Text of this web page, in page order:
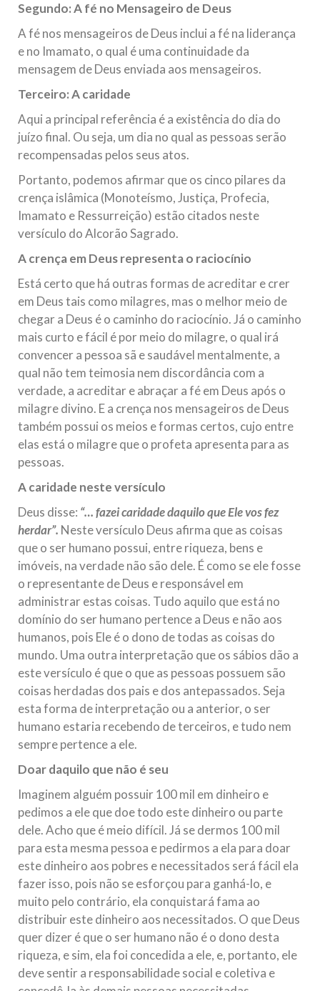
Segundo: A fé no Mensageiro de Deus
A fé nos mensageiros de Deus inclui a fé na liderança
e no Imamato, o qual é uma continuidade da
mensagem de Deus enviada aos mensageiros.
Terceiro: A caridade
Aqui a principal referência é a existência do dia do
juízo final. Ou seja, um dia no qual as pessoas serão
recompensadas pelos seus atos.
Portanto, podemos afirmar que os cinco pilares da
crença islâmica (Monoteísmo, Justiça, Profecia,
Imamato e Ressurreição) estão citados neste
versículo do Alcorão Sagrado.
A crença em Deus representa o raciocínio
Está certo que há outras formas de acreditar e crer
em Deus tais como milagres, mas o melhor meio de
chegar a Deus é o caminho do raciocínio. Já o caminho
mais curto e fácil é por meio do milagre, o qual irá
convencer a pessoa sã e saudável mentalmente, a
qual não tem teimosia nem discordância com a
verdade, a acreditar e abraçar a fé em Deus após o
milagre divino. E a crença nos mensageiros de Deus
também possui os meios e formas certos, cujo entre
elas está o milagre que o profeta apresenta para as
pessoas.
A caridade neste versículo
Deus disse: “… fazei caridade daquilo que Ele vos fez
herdar”. Neste versículo Deus afirma que as coisas
que o ser humano possui, entre riqueza, bens e
imóveis, na verdade não são dele. É como se ele fosse
o representante de Deus e responsável em
administrar estas coisas. Tudo aquilo que está no
domínio do ser humano pertence a Deus e não aos
humanos, pois Ele é o dono de todas as coisas do
mundo. Uma outra interpretação que os sábios dão a
este versículo é que o que as pessoas possuem são
coisas herdadas dos pais e dos antepassados. Seja
esta forma de interpretação ou a anterior, o ser
humano estaria recebendo de terceiros, e tudo nem
sempre pertence a ele.
Doar daquilo que não é seu
Imaginem alguém possuir 100 mil em dinheiro e
pedimos a ele que doe todo este dinheiro ou parte
dele. Acho que é meio difícil. Já se dermos 100 mil
para esta mesma pessoa e pedirmos a ela para doar
este dinheiro aos pobres e necessitados será fácil ela
fazer isso, pois não se esforçou para ganhá-lo, e
muito pelo contrário, ela conquistará fama ao
distribuir este dinheiro aos necessitados. O que Deus
quer dizer é que o ser humano não é o dono desta
riqueza, e sim, ela foi concedida a ele, e, portanto, ele
deve sentir a responsabilidade social e coletiva e